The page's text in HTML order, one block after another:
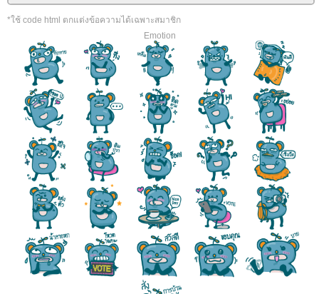
*ใช้ code html ตกแต่งข้อความได้เฉพาะสมาชิก
Emotion